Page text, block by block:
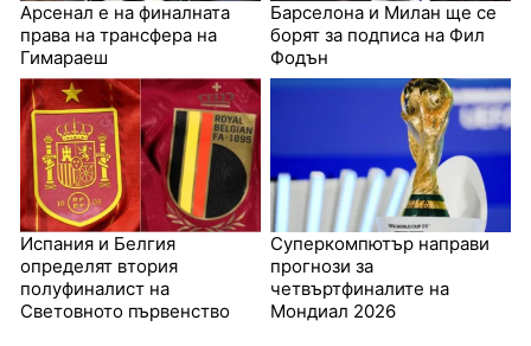
Арсенал е на финалната
права на трансфера на
Гимараеш
Барселона и Милан ще се
борят за подписа на Фил
Фодън
Испания и Белгия
определят втория
полуфиналист на
Световното първенство
Суперкомпютър направи
прогнози за
четвъртфиналите на
Мондиал 2026